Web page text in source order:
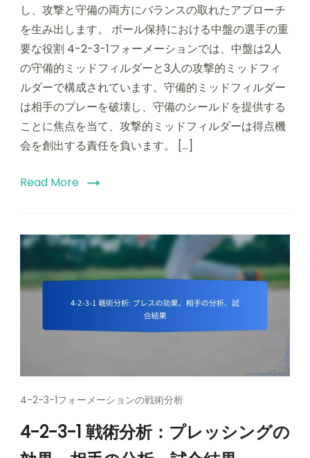
し、攻撃と守備の両方にバランスの取れたアプローチ
を生み出します。 ボール保持における中盤の選手の重
要な役割 4-2-3-1フォーメーションでは、中盤は2人
の守備的ミッドフィルダーと3人の攻撃的ミッドフィ
ルダーで構成されています。守備的ミッドフィルダー
は相手のプレーを破壊し、守備のシールドを提供する
ことに焦点を当て、攻撃的ミッドフィルダーは得点機
会を創出する責任を負います。 […]
Read More
4-2-3-1フォーメーションの戦術分析
4-2-3-1 戦術分析：プレッシングの